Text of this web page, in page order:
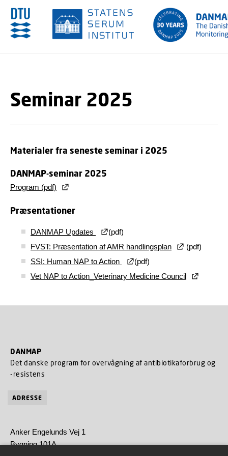
Seminar 2025
Materialer fra seneste seminar i 2025
DANMAP-seminar 2025
Program (pdf)
Præsentationer
DANMAP Updates
(pdf)
FVST: Præsentation af AMR handlingsplan
(pdf)
SSI: Human NAP to Action
(pdf)
Vet NAP to Action_Veterinary Medicine Council
DANMAP
Det danske program for overvågning af antibiotikaforbrug og
-resistens
ADRESSE
Anker Engelunds Vej 1
Bygning 101A